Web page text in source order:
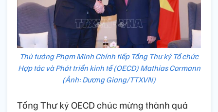
Thủ tướng Phạm Minh Chính tiếp Tổng Thư ký Tổ chức
Hợp tác và Phát triển kinh tế (OECD) Mathias Cormann
(Ảnh: Dương Giang/TTXVN)
Tổng Thư ký OECD chúc mừng thành quả